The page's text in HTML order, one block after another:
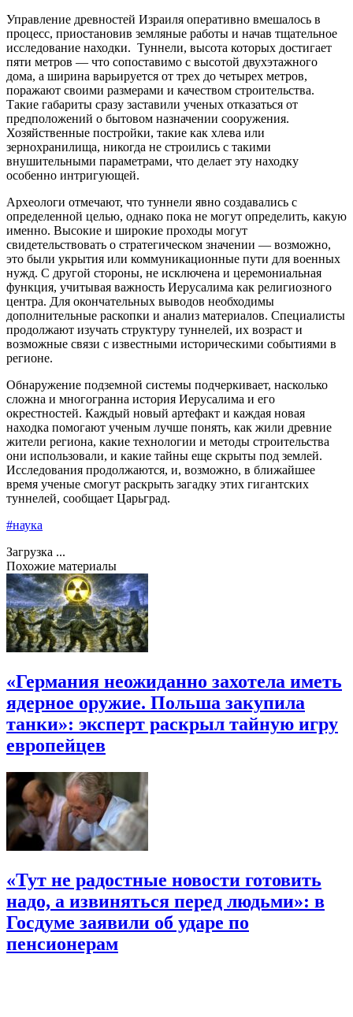
Управление древностей Израиля оперативно вмешалось в
процесс, приостановив земляные работы и начав тщательное
исследование находки. Туннели, высота которых достигает
пяти метров — что сопоставимо с высотой двухэтажного
дома, а ширина варьируется от трех до четырех метров,
поражают своими размерами и качеством строительства.
Такие габариты сразу заставили ученых отказаться от
предположений о бытовом назначении сооружения.
Хозяйственные постройки, такие как хлева или
зернохранилища, никогда не строились с такими
внушительными параметрами, что делает эту находку
особенно интригующей.
Археологи отмечают, что туннели явно создавались с
определенной целью, однако пока не могут определить, какую
именно. Высокие и широкие проходы могут
свидетельствовать о стратегическом значении — возможно,
это были укрытия или коммуникационные пути для военных
нужд. С другой стороны, не исключена и церемониальная
функция, учитывая важность Иерусалима как религиозного
центра. Для окончательных выводов необходимы
дополнительные раскопки и анализ материалов. Специалисты
продолжают изучать структуру туннелей, их возраст и
возможные связи с известными историческими событиями в
регионе.
Обнаружение подземной системы подчеркивает, насколько
сложна и многогранна история Иерусалима и его
окрестностей. Каждый новый артефакт и каждая новая
находка помогают ученым лучше понять, как жили древние
жители региона, какие технологии и методы строительства
они использовали, и какие тайны еще скрыты под землей.
Исследования продолжаются, и, возможно, в ближайшее
время ученые смогут раскрыть загадку этих гигантских
туннелей, сообщает Царьград.
#наука
Загрузка ...
Похожие материалы
«Германия неожиданно захотела иметь
ядерное оружие. Польша закупила
танки»: эксперт раскрыл тайную игру
европейцев
«Тут не радостные новости готовить
надо, а извиняться перед людьми»: в
Госдуме заявили об ударе по
пенсионерам